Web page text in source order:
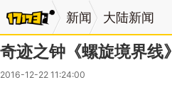
新闻 大陆新闻
奇迹之钟《螺旋境界线
2016-12-22 11:24:00